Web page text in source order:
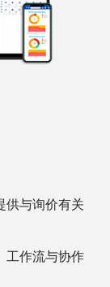
供与询价有关
工作流与协作